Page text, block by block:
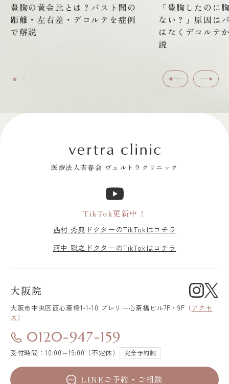
豊胸の黄金比とは？バスト間の
距離・左右差・デコルテを症例
で解説
「豊胸したのに
ない？」原因は
はなくデコルテ
説
前へ 次へ
医療法人吉春会 ヴェルトラクリニック
TikTok更新中！
西村 秀典ドクターのTikTokはコチラ
河中 聡之ドクターのTikTokはコチラ
大阪院
大阪市中央区西心斎橋1-1-10 プレリー心斎橋ビル7F・9F （アクセ
ス ）
0120-947-159
受付時間：10:00～19:00（不定休） 完全予約制
LINEご予約・ご相談